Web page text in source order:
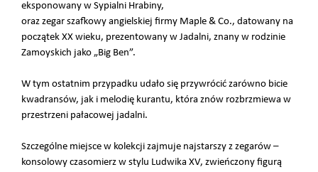
eksponowany w Sypialni Hrabiny,
oraz zegar szafkowy angielskiej firmy Maple & Co., datowany na
początek XX wieku, prezentowany w Jadalni, znany w rodzinie
Zamoyskich jako „Big Ben”.
W tym ostatnim przypadku udało się przywrócić zarówno bicie
kwadransów, jak i melodię kurantu, która znów rozbrzmiewa w
przestrzeni pałacowej jadalni.
Szczególne miejsce w kolekcji zajmuje najstarszy z zegarów –
konsolowy czasomierz w stylu Ludwika XV, zwieńczony figurą